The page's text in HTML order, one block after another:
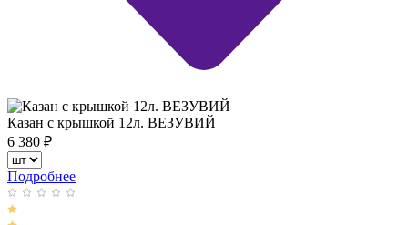
Казан с крышкой 12л. ВЕЗУВИЙ
6 380 ₽
Подробнее